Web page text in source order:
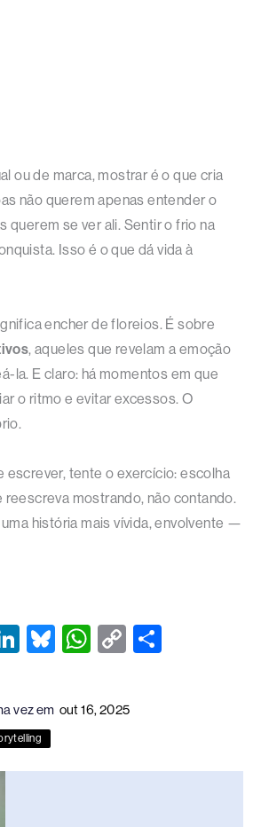
ou de marca, mostrar é o que cria
não querem apenas entender o
querem se ver ali. Sentir o frio na
Isso é o que dá vida à
encher de floreios. É sobre
, aqueles que revelam a emoção
la. E claro: há momentos em que
o ritmo e evitar excessos. O
escrever, tente o exercício: escolha
reescreva mostrando, não contando.
história mais vívida, envolvente —
Li
e
dI
n
Bl
sk
W
at
s
p
C
p
y
n
vez em out 16, 2025